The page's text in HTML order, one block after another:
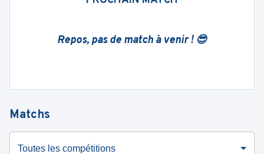
Repos, pas de match à venir ! 😎
Matchs
Toutes les compétitions